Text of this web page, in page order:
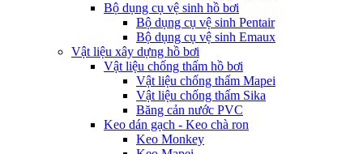
Bộ dụng cụ vệ sinh hồ bơi
Bộ dụng cụ vệ sinh Pentair
Bộ dụng cụ vệ sinh Emaux
Vật liệu xây dựng hồ bơi
Vật liệu chống thấm hồ bơi
Vật liệu chống thấm Mapei
Vật liệu chống thấm Sika
Băng cản nước PVC
Keo dán gạch - Keo chà ron
Keo Monkey